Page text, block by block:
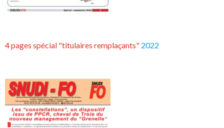
4 pages spécial "titulaires remplaçants" 2022